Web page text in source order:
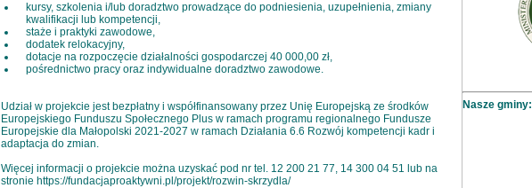
kursy, szkolenia i/lub doradztwo prowadzące do podniesienia, uzupełnienia, zmiany
kwalifikacji lub kompetencji,
staże i praktyki zawodowe,
dodatek relokacyjny,
dotacje na rozpoczęcie działalności gospodarczej 40 000,00 zł,
pośrednictwo pracy oraz indywidualne doradztwo zawodowe.
Udział w projekcie jest bezpłatny i współfinansowany przez Unię Europejską ze środków
Europejskiego Funduszu Społecznego Plus w ramach programu regionalnego Fundusze
Europejskie dla Małopolski 2021-2027 w ramach Działania 6.6 Rozwój kompetencji kadr i
adaptacja do zmian.
Więcej informacji o projekcie można uzyskać pod nr tel. 12 200 21 77, 14 300 04 51 lub
na stroniehttps://fundacjaproaktywni.pl/projekt/rozwin-skrzydla/
Nasze gminy: